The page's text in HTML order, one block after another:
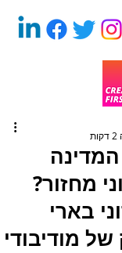
מחזור?
רוני בארי
מודיבודי